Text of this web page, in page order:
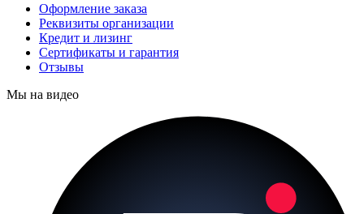
Оформление заказа
Реквизиты организации
Кредит и лизинг
Сертификаты и гарантия
Отзывы
Мы на видео